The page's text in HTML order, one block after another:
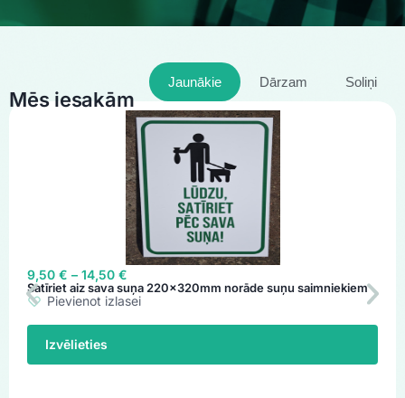
Mēs iesakām
Jaunākie Dārzam Soliņi
9,50 € – 14,50 €
Satīriet aiz sava suņa 220x320mm norāde suņu saimniekiem
Pievienot izlasei
Izvēlieties